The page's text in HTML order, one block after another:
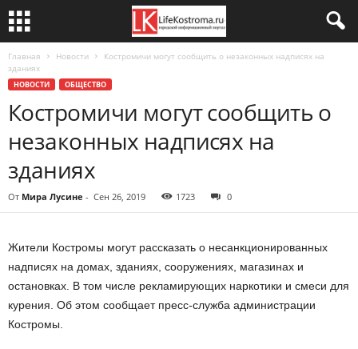
Главная Новости
Костромичи могут сообщить о незаконных надписях на
зданиях
НОВОСТИ ОБЩЕСТВО
Костромичи могут сообщить о
незаконных надписях на
зданиях
От Мира Лусине - Сен 26, 2019 1723 0
Жители Костромы могут рассказать о несанкционированных
надписях на домах, зданиях, сооружениях, магазинах и
остановках. В том числе рекламирующих наркотики и смеси для
курения. Об этом сообщает пресс-служба администрации
Костромы.